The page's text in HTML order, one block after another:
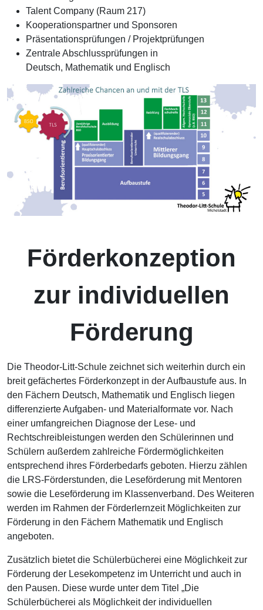
Talent Company (Raum 217)
Kooperationspartner und Sponsoren
Präsentationsprüfungen / Projektprüfungen
Zentrale Abschlussprüfungen in
Deutsch, Mathematik und Englisch
Förderkonzeption
zur individuellen
Förderung
Die Theodor-Litt-Schule zeichnet sich weiterhin durch ein
breit gefächertes Förderkonzept in der Aufbaustufe aus. In
den Fächern Deutsch, Mathematik und Englisch liegen
differenzierte Aufgaben- und Materialformate vor. Nach
einer umfangreichen Diagnose der Lese- und
Rechtschreibleistungen werden den Schülerinnen und
Schülern außerdem zahlreiche Fördermöglichkeiten
entsprechend ihres Förderbedarfs geboten. Hierzu zählen
die LRS-Förderstunden, die Leseförderung mit Mentoren
sowie die Leseförderung im Klassenverband. Des Weiteren
werden im Rahmen der Förderlernzeit Möglichkeiten zur
Förderung in den Fächern Mathematik und Englisch
angeboten.
Zusätzlich bietet die Schülerbücherei eine Möglichkeit zur
Förderung der Lesekompetenz im Unterricht und auch in
den Pausen. Diese wurde unter dem Titel „Die
Schülerbücherei als Möglichkeit der individuellen